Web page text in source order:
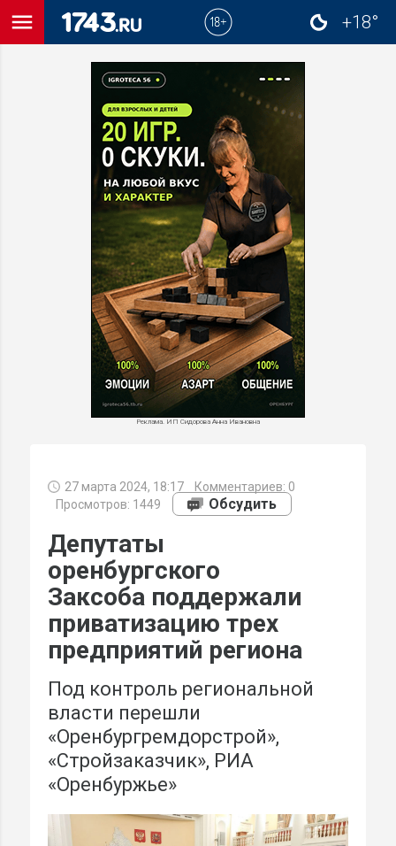
menu
+18°
Реклама. ИП Сидорова Анна Ивановна
27 марта 2024, 18:17 Комментариев: 0
Просмотров: 1449
Обсудить
Депутаты
оренбургского
Заксоба поддержали
приватизацию трех
предприятий региона
Под контроль региональной
власти перешли
«Оренбургремдорстрой»,
«Стройзаказчик», РИА
«Оренбуржье»